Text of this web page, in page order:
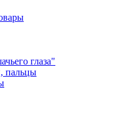
глаза"
пальцы